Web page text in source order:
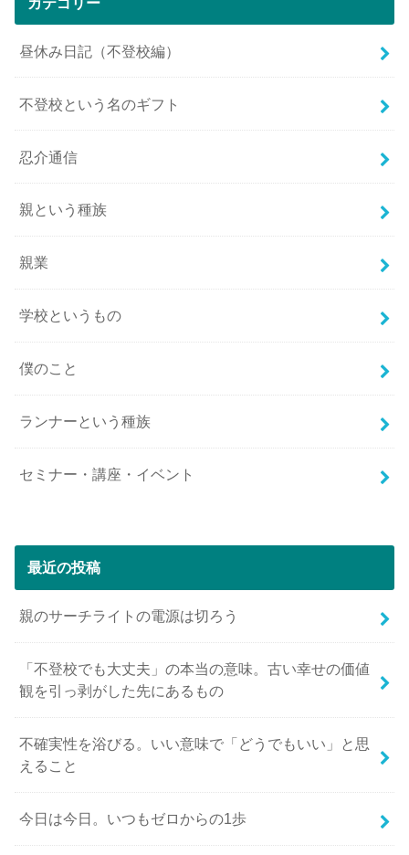
昼休み日記（不登校編）
不登校という名のギフト
忍介通信
親という種族
親業
学校というもの
僕のこと
ランナーという種族
セミナー・講座・イベント
最近の投稿
親のサーチライトの電源は切ろう
「不登校でも大丈夫」の本当の意味。古い幸せの価値
観を引っ剥がした先にあるもの
不確実性を浴びる。いい意味で「どうでもいい」と思
えること
今日は今日。いつもゼロからの1歩